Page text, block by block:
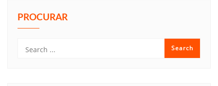
PROCURAR